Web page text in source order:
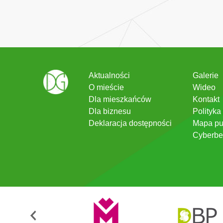
Aktualności
O mieście
Dla mieszkańców
Dla biznesu
Deklaracja dostępności
Galerie
Wideo
Kontakt
Mapa